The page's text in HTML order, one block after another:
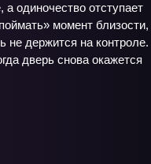
одиночество отступает
момент близости,
не держится на контроле.
дверь снова окажется